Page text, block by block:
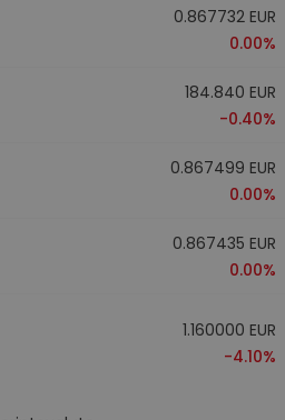
0.867732 EUR
0.00%
184.840 EUR
-0.40%
0.867499 EUR
0.00%
0.867435 EUR
0.00%
1.160000 EUR
-4.10%